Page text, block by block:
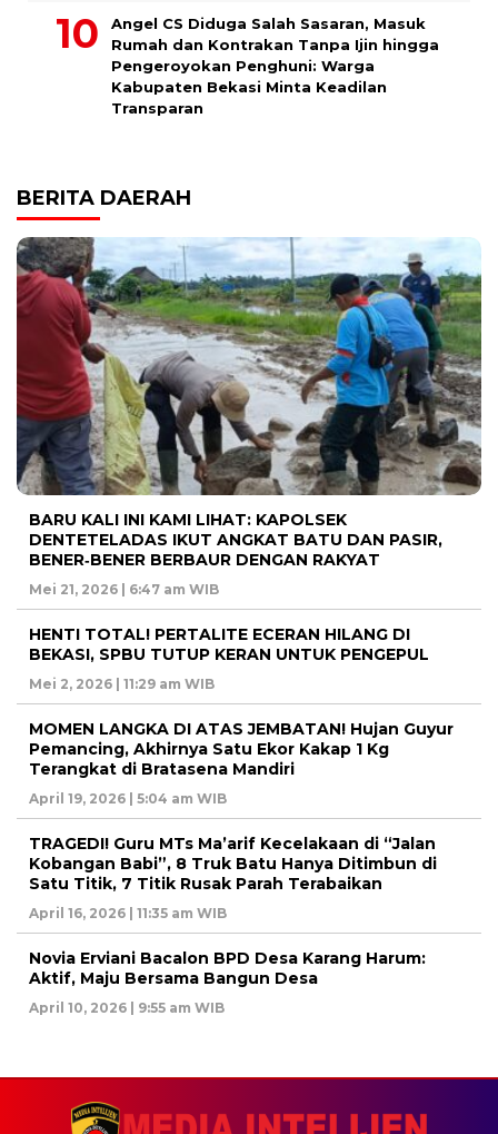
Angel CS Diduga Salah Sasaran, Masuk
Rumah dan Kontrakan Tanpa Ijin hingga
Pengeroyokan Penghuni: Warga
Kabupaten Bekasi Minta Keadilan
Transparan
BERITA DAERAH
BARU KALI INI KAMI LIHAT: KAPOLSEK
DENTETELADAS IKUT ANGKAT BATU DAN PASIR,
BENER‑BENER BERBAUR DENGAN RAKYAT
Mei 21, 2026 | 6:47 am WIB
HENTI TOTAL! PERTALITE ECERAN HILANG DI
BEKASI, SPBU TUTUP KERAN UNTUK PENGEPUL
Mei 2, 2026 | 11:29 am WIB
MOMEN LANGKA DI ATAS JEMBATAN! Hujan Guyur
Pemancing, Akhirnya Satu Ekor Kakap 1 Kg
Terangkat di Bratasena Mandiri
April 19, 2026 | 5:04 am WIB
TRAGEDI! Guru MTs Ma’arif Kecelakaan di “Jalan
Kobangan Babi”, 8 Truk Batu Hanya Ditimbun di
Satu Titik, 7 Titik Rusak Parah Terabaikan
April 16, 2026 | 11:35 am WIB
Novia Erviani Bacalon BPD Desa Karang Harum:
Aktif, Maju Bersama Bangun Desa
April 10, 2026 | 9:55 am WIB